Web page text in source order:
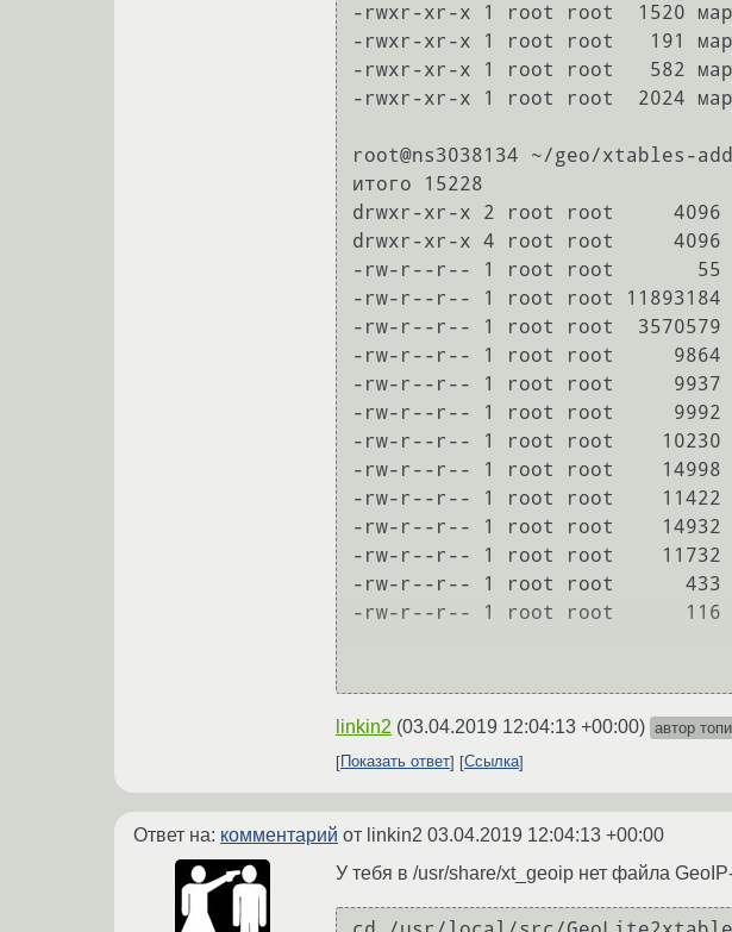
-rwxr-xr-x 1 root root  1520
-rwxr-xr-x 1 root root   191
-rwxr-xr-x 1 root root   582
-rwxr-xr-x 1 root root  2024
root@ns3038134 ~/geo/xtables-
итого 15228
drwxr-xr-x 2 root root     4096
drwxr-xr-x 4 root root     4096
-rw-r--r-- 1 root root       55
-rw-r--r-- 1 root root 11893184
-rw-r--r-- 1 root root  3570579
-rw-r--r-- 1 root root     9864
-rw-r--r-- 1 root root     9937
-rw-r--r-- 1 root root     9992
-rw-r--r-- 1 root root    10230
-rw-r--r-- 1 root root    14998
-rw-r--r-- 1 root root    11422
-rw-r--r-- 1 root root    14932
-rw-r--r-- 1 root root    11732
-rw-r--r-- 1 root root      433
-rw-r--r-- 1 root root      116
linkin2 (03.04.2019 12:04:13 +00:00) автор
Показать ответ
Ссылка
Ответ на: комментарий от linkin2 03.04.2019 12:04:13 +00:00
У тебя в /usr/share/xt_geoip нет файла